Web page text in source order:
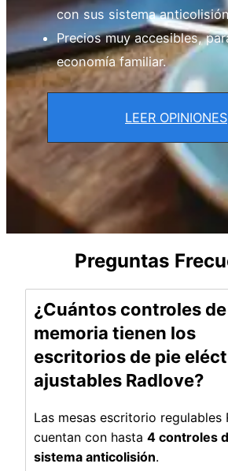
con sus sistema
Precios muy accesibles,
economía familiar.
LEER OPINIONES
Preguntas
¿Cuántos controles de
memoria tienen los
escritorios de pie
ajustables Radlove?
Las mesas escritorio regulables
cuentan con hasta 4 controles
sistema anticolisión.